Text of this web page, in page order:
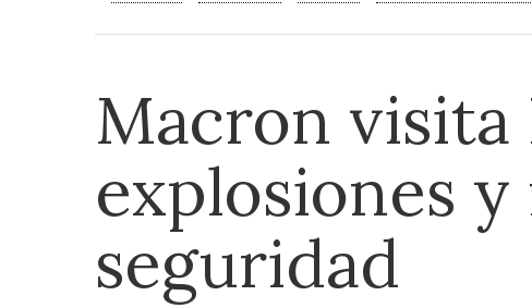
Macron visita
explosiones
seguridad